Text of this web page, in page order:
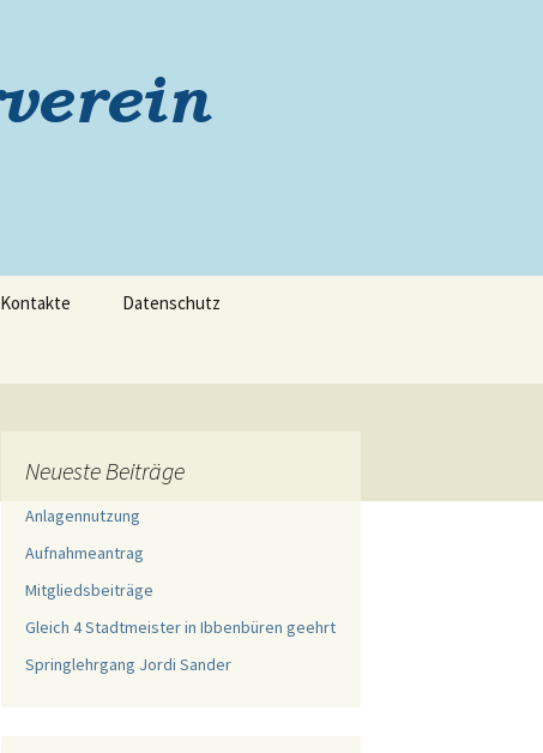
Kontakte Datenschutz
Neueste Beiträge
Anlagennutzung
Aufnahmeantrag
Mitgliedsbeiträge
Gleich 4 Stadtmeister in Ibbenbüren geehrt
Springlehrgang Jordi Sander